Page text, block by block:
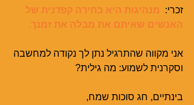
זכרי:
מנהיגות היא בחירה קפדנית של
האנשים שאיתם את מבלה את זמנך.
אני מקווה שהתרגיל נתן לך נקודה למחשבה
וסקרנית לשמוע: מה גילית?
בינתיים, חג סוכות שמח,